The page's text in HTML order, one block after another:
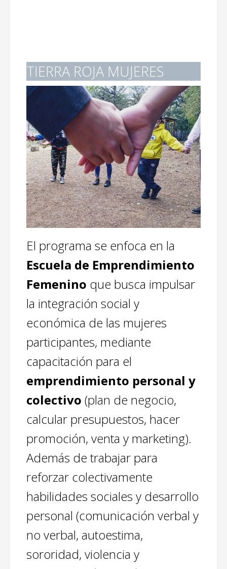
TIERRA ROJA MUJERES
El programa se enfoca en la
Escuela de Emprendimiento
Femenino que busca impulsar
la integración social y
económica de las mujeres
participantes, mediante
capacitación para el
emprendimiento personal y
colectivo (plan de negocio,
calcular presupuestos, hacer
promoción, venta y marketing).
Además de trabajar para
reforzar colectivamente
habilidades sociales y desarrollo
personal (comunicación verbal y
no verbal, autoestima,
sororidad, violencia y